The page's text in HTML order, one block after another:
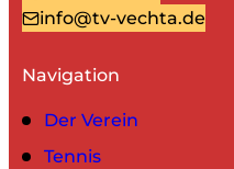
info@tv-vechta.de
Navigation
Der Verein
Tennis